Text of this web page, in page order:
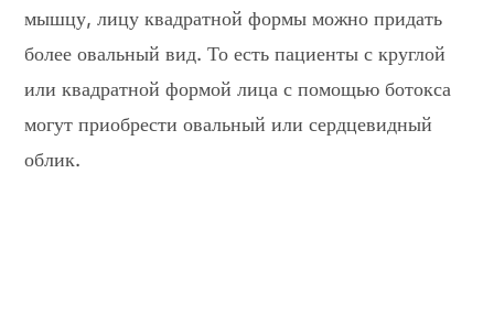
мышцу, лицу квадратной формы можно придать
более овальный вид. То есть пациенты с круглой
или квадратной формой лица с помощью ботокса
могут приобрести овальный или сердцевидный
облик.